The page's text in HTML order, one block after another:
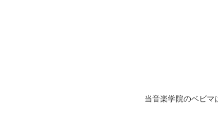
当音楽学院のベビマ